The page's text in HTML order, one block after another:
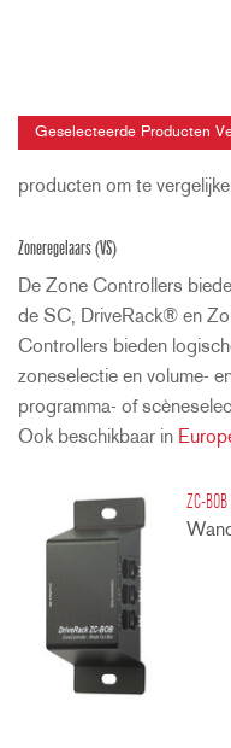
producten om te
Zoneregelaars (VS)
De Zone Controllers
de SC, DriveRack® en
Controllers bieden
zoneselectie en volume-
programma- of
Ook beschikbaar in
ZC-BOB